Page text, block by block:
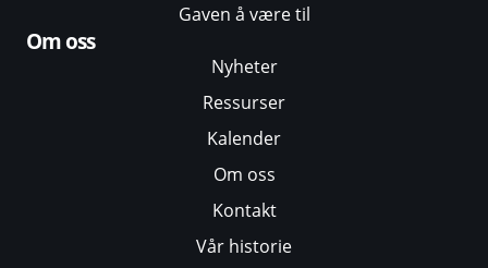
Gaven å være til
Om oss
Nyheter
Ressurser
Kalender
Om oss
Kontakt
Vår historie